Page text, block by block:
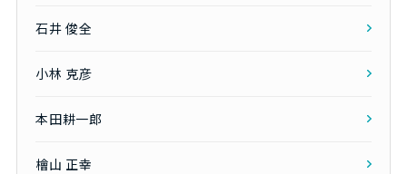
石井 俊全
小林 克彦
本田耕一郎
檜山 正幸